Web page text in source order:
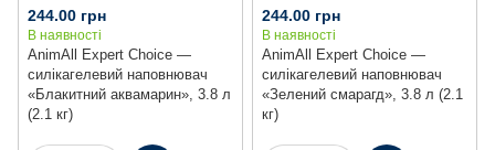
AnimAll Expert Choice —
силікагелевий наповнювач
«Блакитний аквамарин», 3.8 л
(2.1 кг)
244.00 грн
В наявності
AnimAll Expert Choice —
силікагелевий наповнювач
«Зелений смарагд», 3.8 л (2.1
кг)
244.00 грн
В наявності